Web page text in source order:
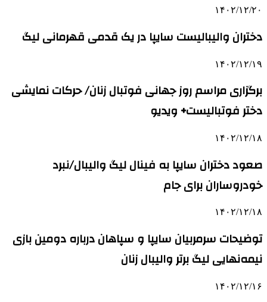
۱۴۰۲/۱۲/۲۰
دختران والیبالیست سایپا در یک قدمی قهرمانی لیگ
۱۴۰۲/۱۲/۱۹
برگزاری مراسم روز جهانی فوتبال زنان/ حرکات نمایشی
دختر فوتبالیست+ ویدیو
۱۴۰۲/۱۲/۱۸
صعود دختران سایپا به فینال لیگ والیبال/نبرد
خودروساران برای جام
۱۴۰۲/۱۲/۱۸
توضیحات سرمربیان سایپا و سپاهان درباره دومین بازی
نیمه‌نهایی لیگ برتر والیبال زنان
۱۴۰۲/۱۲/۱۶